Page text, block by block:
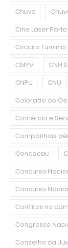
Chuva
Cine Laser
Circuito Turismo
CMPV
CNH
CNPU
CNU
Colorado do
Comércio e
Companhias
Concacau
Concurso
Concurso
Conflitos no
Congresso
Conselho da